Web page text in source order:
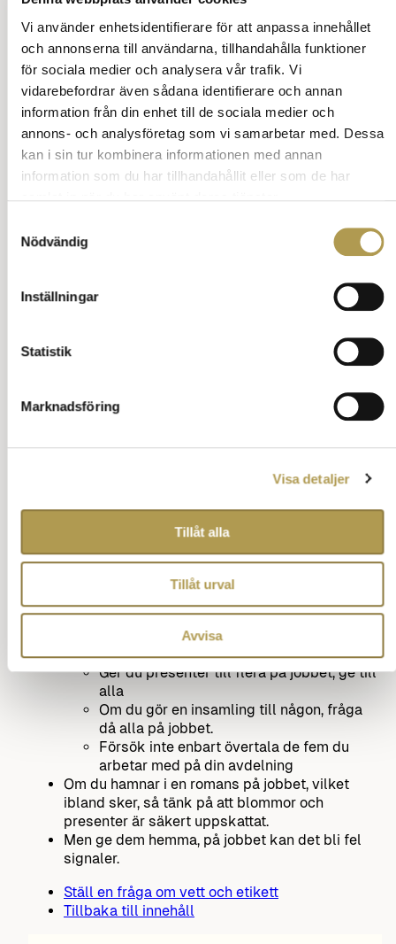
Vi använder enhetsidentifierare för att anpassa innehållet
och annonserna till användarna, tillhandahålla funktioner
för sociala medier och analysera vår trafik. Vi
vidarebefordrar även sådana identifierare och annan
information från din enhet till de sociala medier och
annons- och analysföretag som vi samarbetar med. Dessa
kan i sin tur kombinera informationen med annan
information som du har tillhandahållit eller som de har
Nödvändig
Inställningar
Statistik
Marknadsföring
Visa detaljer
Tillåt alla
Tillåt urval
Avvisa
väljer dig framför andra.
Eller tror chefen att du försöker få lite
bättre förmåner?
Någon som inte fick present och
misstolkade detta istället för att unna den
den som fick.
Ställ en fråga om vett och etikett
Tillbaka till innehåll
Annons:
Skicka gärna ett grattiskort till din chef.
Ger du presenter till flera på jobbet, ge till
alla
Om du gör en insamling till någon, fråga
då alla på jobbet.
Försök inte enbart övertala de fem du
arbetar med på din avdelning
Om du hamnar i en romans på jobbet, vilket
ibland sker, så tänk på att blommor och
presenter är säkert uppskattat.
Men ge dem hemma, på jobbet kan det bli fel
signaler.
Ställ en fråga om vett och etikett
Tillbaka till innehåll